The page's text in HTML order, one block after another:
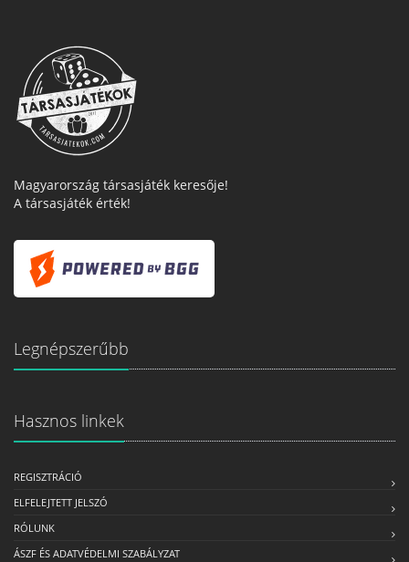
Magyarország társasjáték keresője!
A társasjáték érték!
Legnépszerűbb
Hasznos linkek
REGISZTRÁCIÓ
ELFELEJTETT JELSZÓ
RÓLUNK
ÁSZF ÉS ADATVÉDELMI SZABÁLYZAT